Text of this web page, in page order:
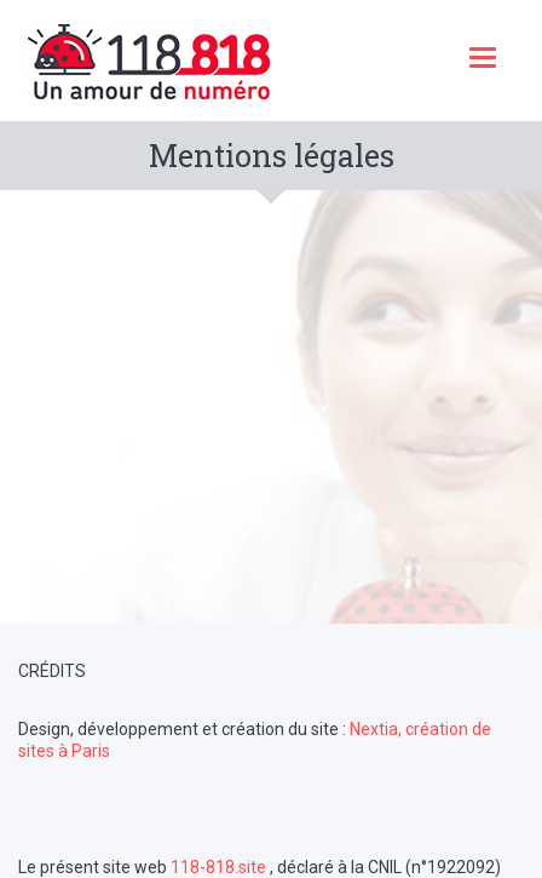
Mentions légales
CRÉDITS
Design, développement et création du site : Nextia, création de
sites à Paris
Le présent site web 118-818.site , déclaré à la CNIL (n°1922092)